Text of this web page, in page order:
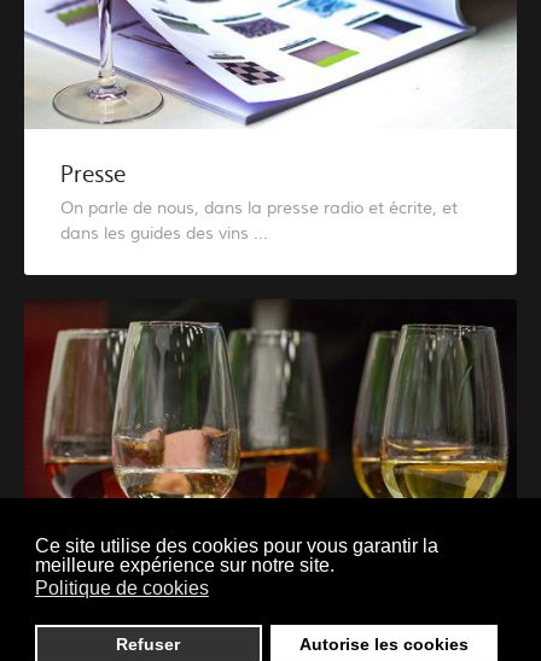
Ce site utilise des cookies pour vous garantir la
meilleure expérience sur notre site.
Politique de cookies
Refuser Autorise les cookies
Presse
On parle de nous, dans la presse radio et écrite, et
dans les guides des vins ...